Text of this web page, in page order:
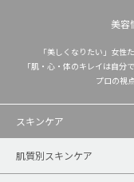
美容
「美しくなりたい」女性
「肌・心・体のキレイは自
プロの視
スキンケア
肌質別スキンケア